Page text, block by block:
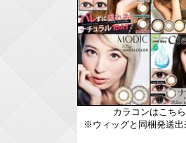
カラコンはこちら
※ウィッグと同梱発送出